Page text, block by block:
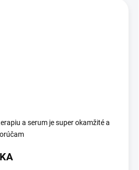
a serum je super okamžité a